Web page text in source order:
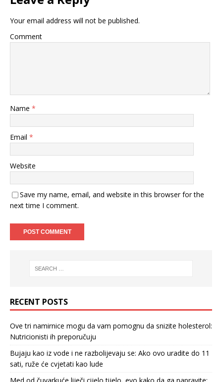
Your email address will not be published.
Comment
Name *
Email *
Website
Save my name, email, and website in this browser for the
next time I comment.
RECENT POSTS
Ove tri namirnice mogu da vam pomognu da snizite holesterol:
Nutricionisti ih preporučuju
Bujaju kao iz vode i ne razbolijevaju se: Ako ovo uradite do 11
sati, ruže će cvjetati kao lude